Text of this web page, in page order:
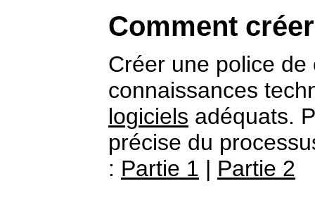
Comment
Créer une police
connaissances
logiciels adéquats.
précise du
: Partie 1 | Partie 2